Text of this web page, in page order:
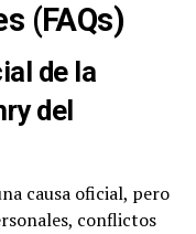
(FAQs)
de la
del
causa oficial, pero
conflictos